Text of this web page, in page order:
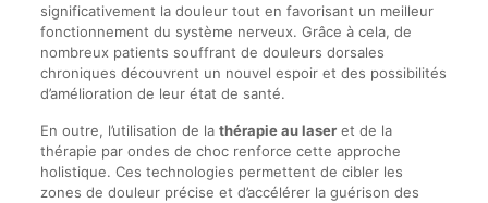
significativement la douleur tout en favorisant un meilleur
fonctionnement du système nerveux. Grâce à cela, de
nombreux patients souffrant de douleurs dorsales
chroniques découvrent un nouvel espoir et des possibilités
d’amélioration de leur état de santé.
En outre, l’utilisation de la thérapie au laseret de la
thérapie par ondes de choc renforce cette approche
holistique. Ces technologies permettent de cibler les
zones de douleur précise et d’accélérer la guérison des